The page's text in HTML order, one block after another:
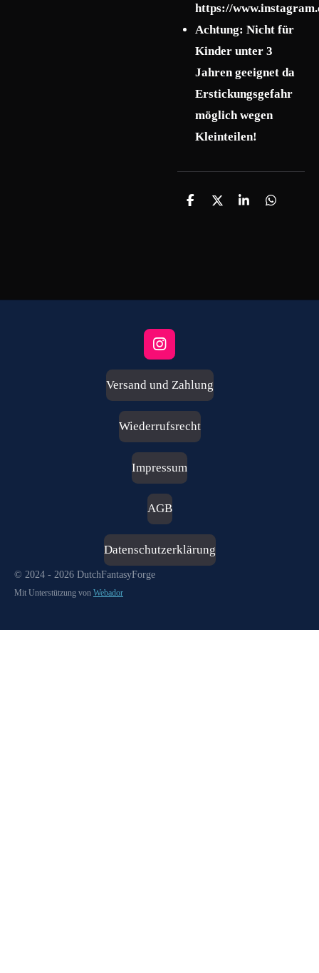
https://
Achtung: Nicht für
Kinder unter 3
Jahren geeignet da
Erstickungsgefahr
möglich wegen
Kleinteilen!
T
T
T
T
I
n
t
g
a
m
Versand und Zahlung
Wiederrufsrecht
Impressum
AGB
Datenschutzerklärung
© 2024 - 2026 DutchFantasyForge
Mit Unterstützung von Webador